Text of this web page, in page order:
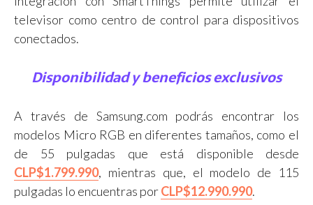
televisor como centro de control para dispositivos
conectados.
Disponibilidad y beneficios exclusivos
A través de Samsung.com podrás encontrar los
modelos Micro RGB en diferentes tamaños, como el
de 55 pulgadas que está disponible desde
CLP$1.799.990, mientras que, el modelo de 115
pulgadas lo encuentras porCLP$12.990.990.